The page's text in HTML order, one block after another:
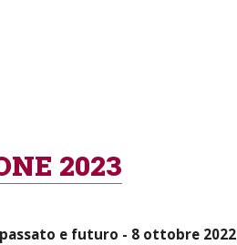
E 2023
e futuro - 8 ottobre 2022